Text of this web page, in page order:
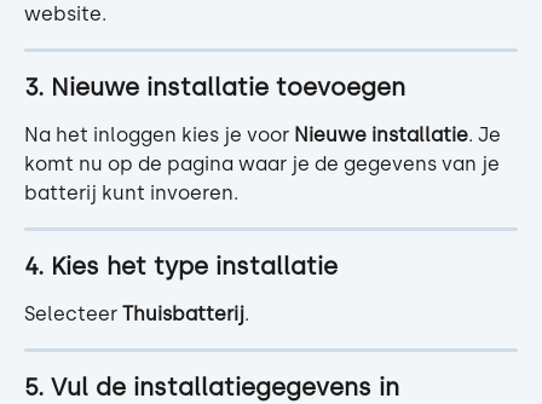
website.
3. Nieuwe installatie toevoegen
Na het inloggen kies je voor Nieuwe installatie. Je
komt nu op de pagina waar je de gegevens van je
batterij kunt invoeren.
4. Kies het type installatie
Selecteer Thuisbatterij.
5. Vul de installatiegegevens in